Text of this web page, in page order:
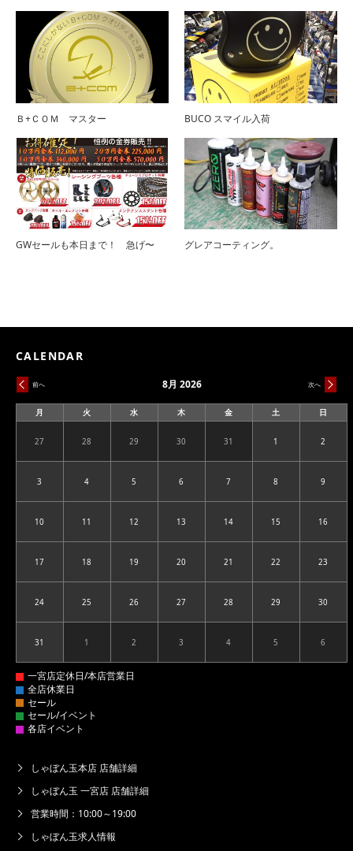
Ｂ+ＣＯＭ マスター BUCO スマイル入荷
GWセールも本日まで！ 急げ〜 グレアコーティング。
CALENDAR
前へ 次へ
8月 2026
月
曜
火
曜
水
曜
木
曜
金
曜
土
曜
日
曜
272026.07.27 282026.07.28 292026.07.29 302026.07.30 312026.07.31 12026.08.01 2
32026.08.03 42026.08.04 52026.08.05 62026.08.06 72026.08.07 82026.08.08 9
102026.08.10 112026.08.11 122026.08.12 132026.08.13 142026.08.14 152026.08.15 16
172026.08.17 182026.08.18 192026.08.19 202026.08.20 212026.08.21 222026.08.22 23
242026.08.24 252026.08.25 262026.08.26 272026.08.27 282026.08.28 292026.08.29 30
312026.08.31 12026.09.01 22026.09.02 32026.09.03 42026.09.04 52026.09.05 6
しゃぼん玉本店 店舗詳細
しゃぼん玉 一宮店 店舗詳細
営業時間：10:00～19:00
しゃぼん玉求人情報